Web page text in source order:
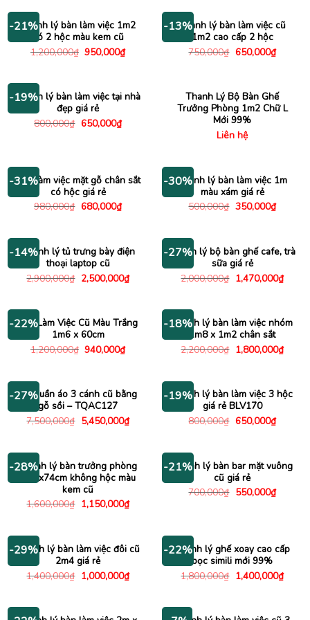
650,000₫.
-21%
Thanh lý bàn làm việc 1m2
có 2 hộc màu kem cũ
1,200,000₫ Giá
950,000₫Giá
hiện
-13%Thanh lý bàn làm việc cũ
1m2 cao cấp 2 hộc
750,000₫ Giá
650,000₫Giá
hiện
-19%
Thanh lý bàn làm việc tại nhà
đẹp giá rẻ
800,000₫ Giá
650,000₫Giá
hiện
Thanh Lý Bộ Bàn Ghế
Trưởng Phòng 1m2 Chữ L
Mới 99%
Liên hệ
-31%
Bàn làm việc mặt gỗ chân sắt
có hộc giá rẻ
980,000₫ Giá
680,000₫Giá
hiện
680,000₫.
-30%Thanh lý bàn làm việc 1m
màu xám giá rẻ
500,000₫ Giá
350,000₫Giá
hiện
-14%
Thanh lý tủ trưng bày điện
thoại laptop cũ
2,900,000₫ Giá
gốc
2,500,000₫Giá
hiện
2,500,000₫.
-27%
Thanh lý bộ bàn ghế cafe, trà
sữa giá rẻ
2,000,000₫ Giá
gốc
1,470,000₫Giá
hiện
-22%
Bàn Làm Việc Cũ Màu Trắng
1m6 x 60cm
1,200,000₫ Giá
940,000₫Giá
hiện
940,000₫.
-18%
Thanh lý bàn làm việc nhóm
1m8 x 1m2 chân sắt
2,200,000₫ Giá
gốc
1,800,000₫Giá
hiện
-27%
Tủ quần áo 3 cánh cũ bằng
gỗ sồi – TQAC127
7,500,000₫ Giá
gốc
5,450,000₫Giá
hiện
5,450,000₫.
-19%
Thanh lý bàn làm việc 3 hộc
giá rẻ BLV170
800,000₫ Giá
650,000₫Giá
hiện
-28%
Thanh lý bàn trưởng phòng
1m6x74cm không hộc màu
kem cũ
1,600,000₫ Giá
gốc
1,150,000₫Giá
hiện
1,150,000₫.
-21%
Thanh lý bàn bar mặt vuông
cũ giá rẻ
700,000₫ Giá
550,000₫Giá
hiện
-29%
Thanh lý bàn làm việc đôi cũ
2m4 giá rẻ
1,400,000₫ Giá
gốc
1,000,000₫Giá
hiện
1,000,000₫.
-22%
Thanh lý ghế xoay cao cấp
bọc simili mới 99%
1,800,000₫ Giá
gốc
1,400,000₫Giá
hiện